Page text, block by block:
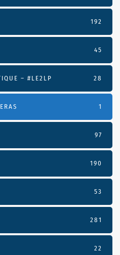
192
45
– #LE2LP 28
1
97
190
53
281
22